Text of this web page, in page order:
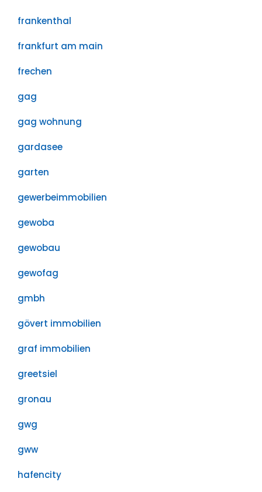
frankenthal
frankfurt am main
frechen
gag
gag wohnung
gardasee
garten
gewerbeimmobilien
gewoba
gewobau
gewofag
gmbh
gövert immobilien
graf immobilien
greetsiel
gronau
gwg
gww
hafencity